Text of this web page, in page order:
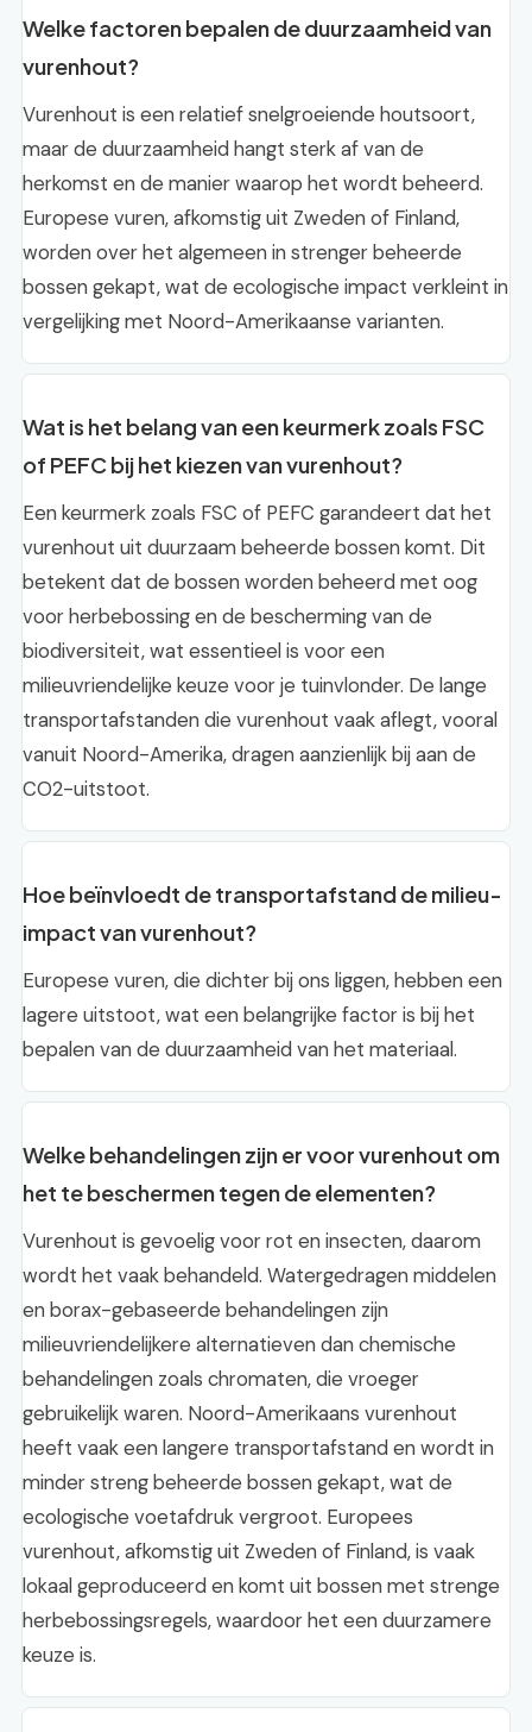
Welke factoren bepalen de duurzaamheid van
vurenhout?
Vurenhout is een relatief snelgroeiende houtsoort,
maar de duurzaamheid hangt sterk af van de
herkomst en de manier waarop het wordt beheerd.
Europese vuren, afkomstig uit Zweden of Finland,
worden over het algemeen in strenger beheerde
bossen gekapt, wat de ecologische impact verkleint in
vergelijking met Noord-Amerikaanse varianten.
Wat is het belang van een keurmerk zoals FSC
of PEFC bij het kiezen van vurenhout?
Een keurmerk zoals FSC of PEFC garandeert dat het
vurenhout uit duurzaam beheerde bossen komt. Dit
betekent dat de bossen worden beheerd met oog
voor herbebossing en de bescherming van de
biodiversiteit, wat essentieel is voor een
milieuvriendelijke keuze voor je tuinvlonder. De lange
transportafstanden die vurenhout vaak aflegt, vooral
vanuit Noord-Amerika, dragen aanzienlijk bij aan de
CO2-uitstoot.
Hoe beïnvloedt de transportafstand de milieu-
impact van vurenhout?
Europese vuren, die dichter bij ons liggen, hebben een
lagere uitstoot, wat een belangrijke factor is bij het
bepalen van de duurzaamheid van het materiaal.
Welke behandelingen zijn er voor vurenhout om
het te beschermen tegen de elementen?
Vurenhout is gevoelig voor rot en insecten, daarom
wordt het vaak behandeld. Watergedragen middelen
en borax-gebaseerde behandelingen zijn
milieuvriendelijkere alternatieven dan chemische
behandelingen zoals chromaten, die vroeger
gebruikelijk waren. Noord-Amerikaans vurenhout
heeft vaak een langere transportafstand en wordt in
minder streng beheerde bossen gekapt, wat de
ecologische voetafdruk vergroot. Europees
vurenhout, afkomstig uit Zweden of Finland, is vaak
lokaal geproduceerd en komt uit bossen met strenge
herbebossingsregels, waardoor het een duurzamere
keuze is.